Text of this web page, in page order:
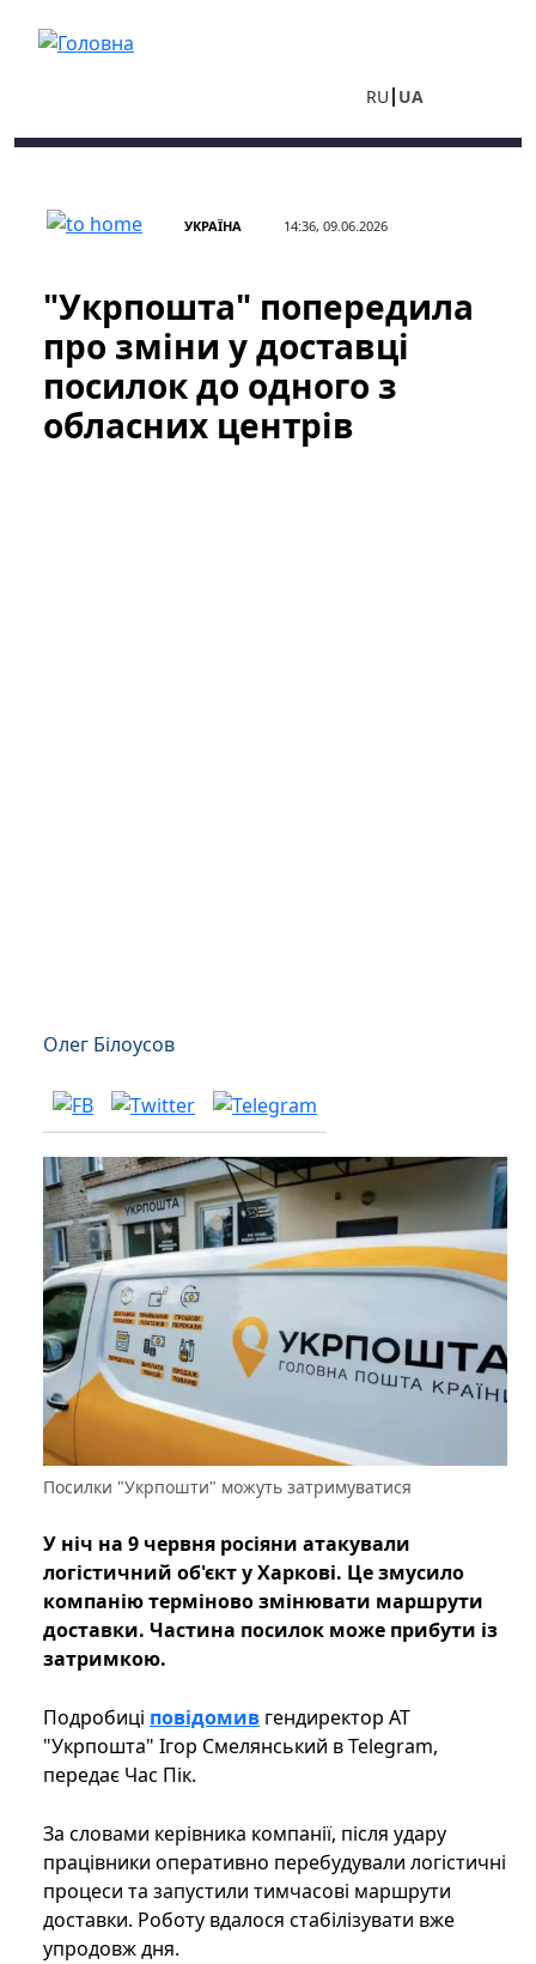
RU UA
УКРАЇНА 14:36, 09.06.2026
"Укрпошта" попередила
про зміни у доставці
посилок до одного з
обласних центрів
Олег Білоусов
Посилки "Укрпошти" можуть затримуватися
У ніч на 9 червня росіяни атакували
логістичний об'єкт у Харкові. Це змусило
компанію терміново змінювати маршрути
доставки. Частина посилок може прибути із
затримкою.
Подробиці повідомив гендиректор АТ
"Укрпошта" Ігор Смелянський в Telegram,
передає Час Пік.
За словами керівника компанії, після удару
працівники оперативно перебудували логістичні
процеси та запустили тимчасові маршрути
доставки. Роботу вдалося стабілізувати вже
упродовж дня.